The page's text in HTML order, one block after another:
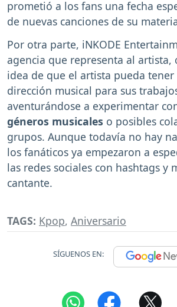
prometió a los fans una fecha
de nuevas canciones de su
Por otra parte, iNKODE
agencia que representa al artista,
idea de que el artista pueda tener
dirección musical para sus
aventurándose a experimentar
géneros musicales o posibles
grupos. Aunque todavía no hay
los fanáticos ya empezaron a
las redes sociales con hashtags y
cantante.
TAGS: Kpop, Aniversario
SÍGUENOS EN: